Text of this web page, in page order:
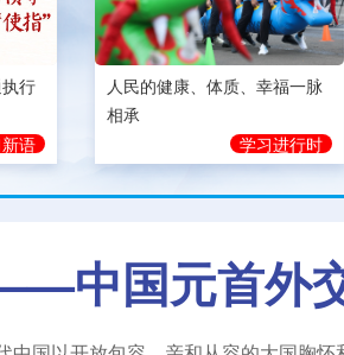
行
语
人民的健康、体质、幸福一脉
相承
学习进行时
中国元首外